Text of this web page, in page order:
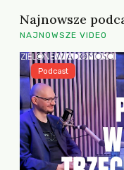
Najnowsze
NAJNOWSZE VIDEO
Podcast